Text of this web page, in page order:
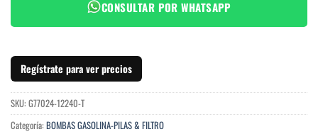
CONSULTAR POR WHATSAPP
Regístrate para ver precios
SKU: G77024-12240-T
Categoría: BOMBAS GASOLINA-PILAS & FILTRO